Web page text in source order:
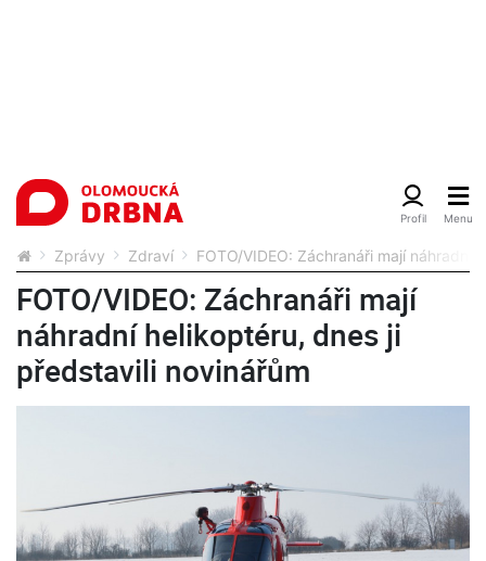
Zprávy Zdraví FOTO/VIDEO: Záchranáři mají
FOTO/VIDEO: Záchranáři mají
náhradní helikoptéru, dnes ji
představili novinářům